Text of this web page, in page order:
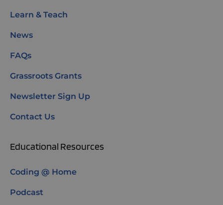
Learn & Teach
News
FAQs
Grassroots Grants
Newsletter Sign Up
Contact Us
Educational Resources
Coding @ Home
Podcast